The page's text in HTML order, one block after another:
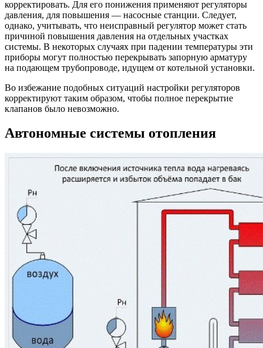
корректировать. Для его понижения применяют регуляторы
давления, для повышения — насосные станции. Следует,
однако, учитывать, что неисправный регулятор может стать
причиной повышения давления на отдельных участках
системы. В некоторых случаях при падении температуры эти
приборы могут полностью перекрывать запорную арматуру
на подающем трубопроводе, идущем от котельной установки.
Во избежание подобных ситуаций настройки регуляторов
корректируют таким образом, чтобы полное перекрытие
клапанов было невозможно.
Автономные системы отопления